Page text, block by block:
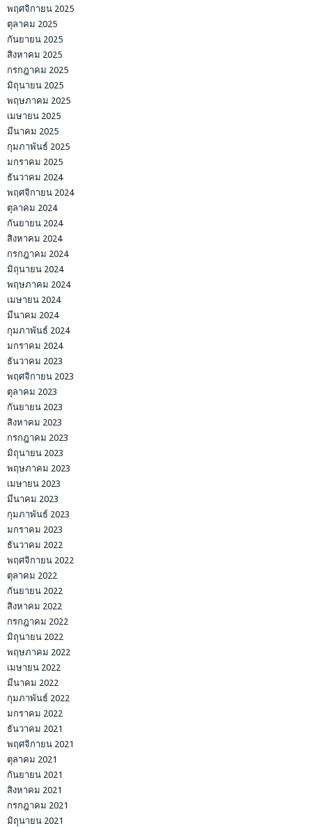
พฤศจิกายน 2025
ตุลาคม 2025
กันยายน 2025
สิงหาคม 2025
กรกฎาคม 2025
มิถุนายน 2025
พฤษภาคม 2025
เมษายน 2025
มีนาคม 2025
กุมภาพันธ์ 2025
มกราคม 2025
ธันวาคม 2024
พฤศจิกายน 2024
ตุลาคม 2024
กันยายน 2024
สิงหาคม 2024
กรกฎาคม 2024
มิถุนายน 2024
พฤษภาคม 2024
เมษายน 2024
มีนาคม 2024
กุมภาพันธ์ 2024
มกราคม 2024
ธันวาคม 2023
พฤศจิกายน 2023
ตุลาคม 2023
กันยายน 2023
สิงหาคม 2023
กรกฎาคม 2023
มิถุนายน 2023
พฤษภาคม 2023
เมษายน 2023
มีนาคม 2023
กุมภาพันธ์ 2023
มกราคม 2023
ธันวาคม 2022
พฤศจิกายน 2022
ตุลาคม 2022
กันยายน 2022
สิงหาคม 2022
กรกฎาคม 2022
มิถุนายน 2022
พฤษภาคม 2022
เมษายน 2022
มีนาคม 2022
กุมภาพันธ์ 2022
มกราคม 2022
ธันวาคม 2021
พฤศจิกายน 2021
ตุลาคม 2021
กันยายน 2021
สิงหาคม 2021
กรกฎาคม 2021
มิถุนายน 2021